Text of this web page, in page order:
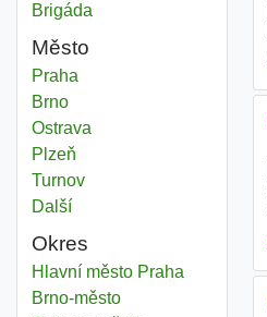
Brigáda
Město
Produktový manažer
Praha
Produktový manažer
Brno
Produktový manažer
Ostrava
Produktový manažer
Plzeň
Produktový manažer
Turnov
Dalšíměsta
Okres
Produktový manažer
Hlavní město Praha
Produktový manažer
Brno-městoOkres